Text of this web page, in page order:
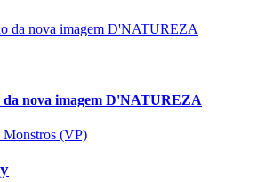
da nova imagem D'NATUREZA